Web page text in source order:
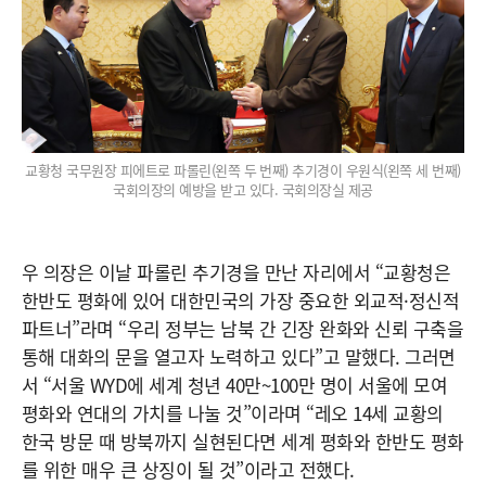
교황청 국무원장 피에트로 파롤린(왼쪽 두 번째) 추기경이 우원식(왼쪽 세 번째)
국회의장의 예방을 받고 있다. 국회의장실 제공
우 의장은 이날 파롤린 추기경을 만난 자리에서 “교황청은
한반도 평화에 있어 대한민국의 가장 중요한 외교적·정신적
파트너”라며 “우리 정부는 남북 간 긴장 완화와 신뢰 구축을
통해 대화의 문을 열고자 노력하고 있다”고 말했다. 그러면
서 “서울 WYD에 세계 청년 40만~100만 명이 서울에 모여
평화와 연대의 가치를 나눌 것”이라며 “레오 14세 교황의
한국 방문 때 방북까지 실현된다면 세계 평화와 한반도 평화
를 위한 매우 큰 상징이 될 것”이라고 전했다.